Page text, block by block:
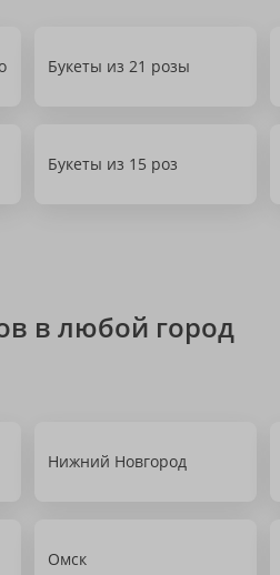
Букеты из 21 розы
Букеты из 15 роз
в любой город
Нижний Новгород
Омск